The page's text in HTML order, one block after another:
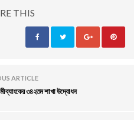
THIS
ARTICLE
ব্যাংকের ৩৪২তম শাখা উদ্বোধন